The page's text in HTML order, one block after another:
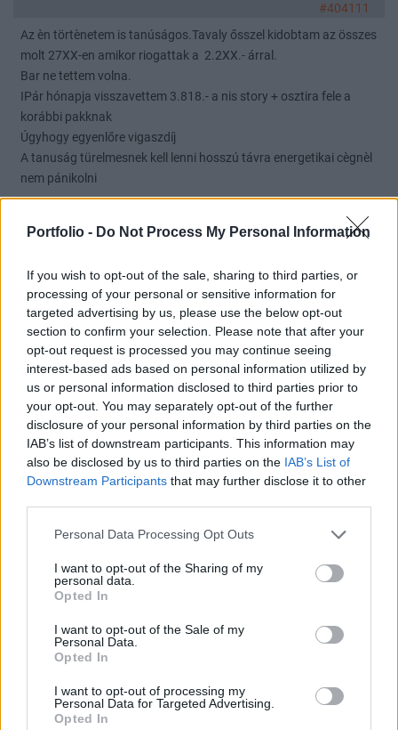
Portfolio - Do Not Process My Personal Information
If you wish to opt-out of the sale, sharing to third parties, or
processing of your personal or sensitive information for
targeted advertising by us, please use the below opt-out
section to confirm your selection. Please note that after your
opt-out request is processed you may continue seeing
interest-based ads based on personal information utilized by
us or personal information disclosed to third parties prior to
your opt-out. You may separately opt-out of the further
disclosure of your personal information by third parties on the
IAB’s list of downstream participants. This information may
also be disclosed by us to third parties on the IAB’s List of
Downstream Participants that may further disclose it to other
Personal Data Processing Opt Outs
I want to opt-out of the Sharing of my
personal data.
Opted In
I want to opt-out of the Sale of my
Personal Data.
Opted In
I want to opt-out of processing my
Personal Data for Targeted Advertising.
Opted In
#404111
Az èn törtènetem is tanúságos.Tavaly ősszel kidobtam az összes
molt 27XX-en amikor riogattak a 2.2XX.- árral.
Bar ne tettem volna.
IPár hónapja visszavettem 3.818.- a nis story + osztira fele a
korábbi pakknak
Úgyhogy egyenlőre vigaszdíj
A tanuság türelmesnek kell lenni hosszú távra energetikai cègnèl
nem pánikolni
4IG Nyrt reszvenyesek.
2026. 07. 21. 10:39
Èn mèg nem szívtam ennyit egy papírral sem mint ez a fos 4ig
Teljesen èrthetetlen hogy ennyire hidegen hadja a vezetősèget ez
az árfolyam
USA részvények vitasarok
2026. 07. 16. 19:30
#2402
Règen jártam erre , oracle most jó vètel sajnos kicsit magasabban
vettem.
Supermicro masodjára szívok vele hogy a rohadás álljon bele...
Sok mas tech így is túl van fújva
#98941
Az állam jó úton jár ha az elmúlt fèl èv átlagára alapján akrna vèteli
ajánlatot tenni a 4ig-re....sovány vigasz de usa tech szektort is ütik
rendesen.
Van oracle , supermicr-om hogy a fene egye meg...
#98510
Nèmi jó hír lehet a 4ig nek